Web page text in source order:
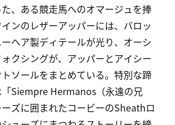
、ある競走馬へのオマージュを捧
ンのレザーアッパーには、バロッ
ヘア製ディテールが光り、オーシ
クシングが、アッパーとアイシー
ソールをまとめている。特別な蹄
Siempre Hermanos（永遠の兄
ズに囲まれたコービーのSheathロ